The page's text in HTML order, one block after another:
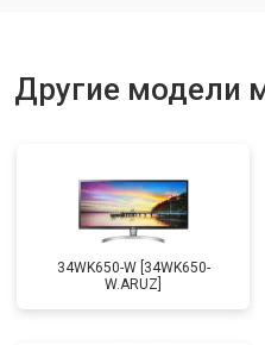
Другие модели
34WK650-W [34WK650-
W.ARUZ]